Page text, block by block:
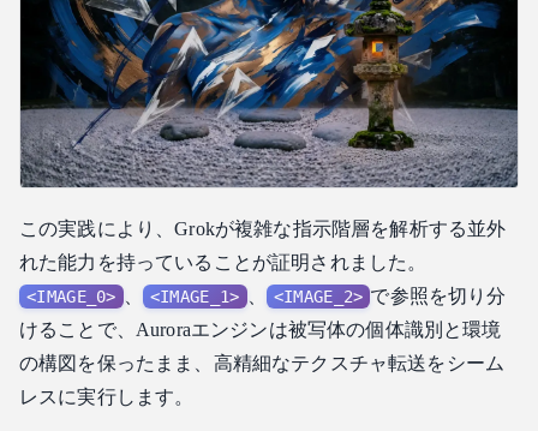
この実践により、Grokが複雑な指示階層を解析する並外
れた能力を持っていることが証明されました。
<IMAGE_0> 、 <IMAGE_1> 、 <IMAGE_2> で参照を切り分
けることで、Auroraエンジンは被写体の個体識別と環境
の構図を保ったまま、高精細なテクスチャ転送をシーム
レスに実行します。